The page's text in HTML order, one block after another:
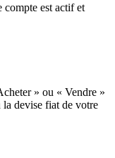
est actif et
» ou « Vendre »
devise fiat de votre